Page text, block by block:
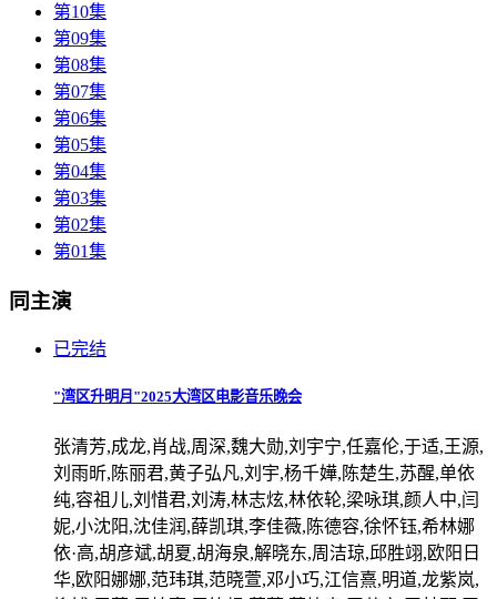
第10集
第09集
第08集
第07集
第06集
第05集
第04集
第03集
第02集
第01集
同主演
已完结
"湾区升明月"2025大湾区电影音乐晚会
张清芳,成龙,肖战,周深,魏大勋,刘宇宁,任嘉伦,于适,王源,
刘雨昕,陈丽君,黄子弘凡,刘宇,杨千嬅,陈楚生,苏醒,单依
纯,容祖儿,刘惜君,刘涛,林志炫,林依轮,梁咏琪,颜人中,闫
妮,小沈阳,沈佳润,薛凯琪,李佳薇,陈德容,徐怀钰,希林娜
依·高,胡彦斌,胡夏,胡海泉,解晓东,周洁琼,邱胜翊,欧阳日
华,欧阳娜娜,范玮琪,范晓萱,邓小巧,江信熹,明道,龙紫岚,